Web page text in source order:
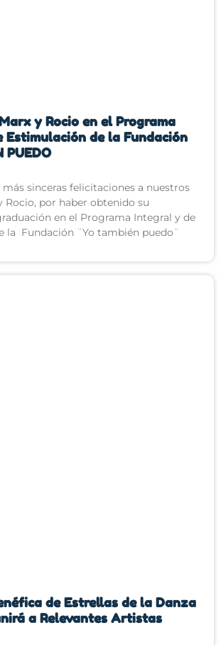
y Rocio en el Programa
Estimulación de la Fundación
PUEDO
sinceras felicitaciones a nuestros
Rocio, por haber obtenido su
en el Programa Integral y de
la Fundación ¨Yo también puedo¨
de Estrellas de la Danza
a Relevantes Artistas